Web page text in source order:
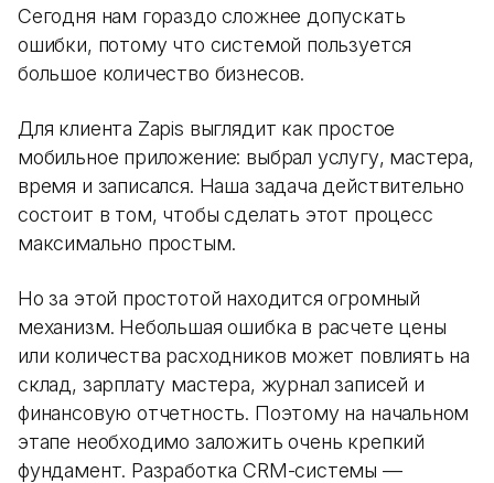
Сегодня нам гораздо сложнее допускать
ошибки, потому что системой пользуется
большое количество бизнесов.
Для клиента Zapis выглядит как простое
мобильное приложение: выбрал услугу, мастера,
время и записался. Наша задача действительно
состоит в том, чтобы сделать этот процесс
максимально простым.
Но за этой простотой находится огромный
механизм. Небольшая ошибка в расчете цены
или количества расходников может повлиять на
склад, зарплату мастера, журнал записей и
финансовую отчетность. Поэтому на начальном
этапе необходимо заложить очень крепкий
фундамент. Разработка CRM-системы —